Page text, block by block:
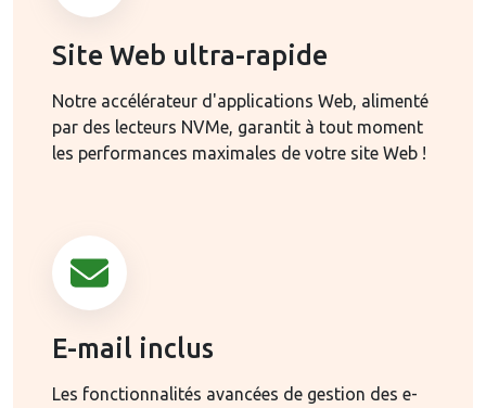
Site Web ultra-rapide
Notre accélérateur d'applications Web, alimenté
par des lecteurs NVMe, garantit à tout moment
les performances maximales de votre site Web !
E-mail inclus
Les fonctionnalités avancées de gestion des e-